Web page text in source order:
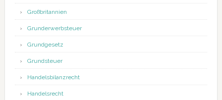
Großbritannien
Grunderwerbsteuer
Grundgesetz
Grundsteuer
Handelsbilanzrecht
Handelsrecht